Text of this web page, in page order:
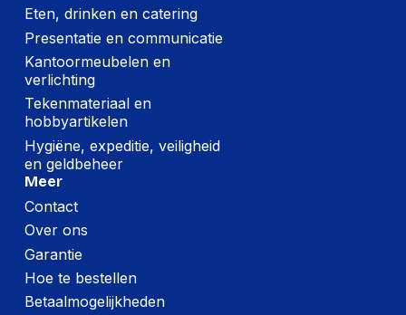
Eten, drinken en catering
Presentatie en communicatie
Kantoormeubelen en
verlichting
Tekenmateriaal en
hobbyartikelen
Hygiëne, expeditie, veiligheid
en geldbeheer
Meer
Contact
Over ons
Garantie
Hoe te bestellen
Betaalmogelijkheden